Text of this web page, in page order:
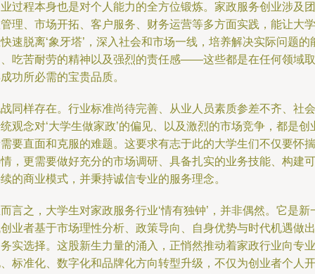
过程本身也是对个人能力的全方位锻炼。家政服务创业涉及团
理、市场开拓、客户服务、财务运营等多方面实践，能让大学
速脱离‘象牙塔’，深入社会和市场一线，培养解决实际问题的
吃苦耐劳的精神以及强烈的责任感——这些都是在任何领域取
功所必需的宝贵品质。
同样存在。行业标准尚待完善、从业人员素质参差不齐、社会
观念对‘大学生做家政’的偏见、以及激烈的市场竞争，都是创
要直面和克服的难题。这要求有志于此的大学生们不仅要怀揣
，更需要做好充分的市场调研、具备扎实的业务技能、构建可
的商业模式，并秉持诚信专业的服务理念。
言之，大学生对家政服务行业‘情有独钟’，并非偶然。它是新
业者基于市场理性分析、政策导向、自身优势与时代机遇做出
实选择。这股新生力量的涌入，正悄然推动着家政行业向专业
标准化、数字化和品牌化方向转型升级，不仅为创业者个人开